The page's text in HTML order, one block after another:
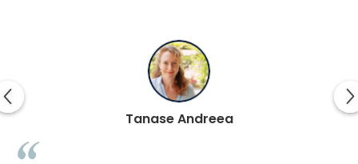
Mares Iulia